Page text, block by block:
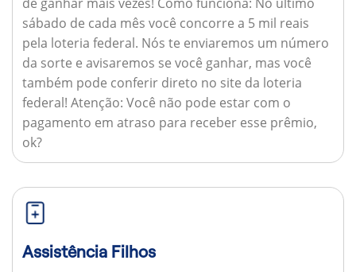
sábado de cada mês você concorre a 5 mil reais
pela loteria federal. Nós te enviaremos um número
da sorte e avisaremos se você ganhar, mas você
também pode conferir direto no site da loteria
federal! Atenção: Você não pode estar com o
pagamento em atraso para receber esse prêmio,
ok?
Assistência Filhos